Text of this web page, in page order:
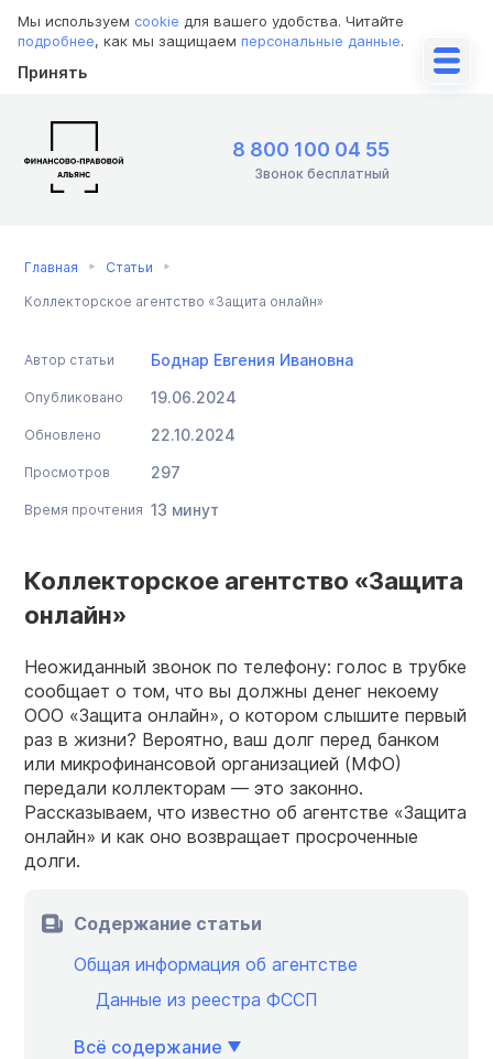
Мы используем cookie для вашего удобства. Читайте
подробнее, как мы защищаем персональные данные.
Принять
8 800 100 04 55
Звонок бесплатный
Главная Статьи
Коллекторское агентство «Защита онлайн»
Автор статьи Боднар Евгения Ивановна
Опубликовано 19.06.2024
Обновлено 22.10.2024
Просмотров 297
Время прочтения 13 минут
Коллекторское агентство «Защита
онлайн»
Неожиданный звонок по телефону: голос в трубке
сообщает о том, что вы должны денег некоему
ООО «Защита онлайн», о котором слышите первый
раз в жизни? Вероятно, ваш долг перед банком
или микрофинансовой организацией (МФО)
передали коллекторам — это законно.
Рассказываем, что известно об агентстве «Защита
онлайн» и как оно возвращает просроченные
долги.
Содержание статьи
Общая информация об агентстве
Данные из реестра ФССП
Всё содержание